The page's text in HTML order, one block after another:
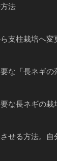
法
支柱栽培へ変
な「長ネギ
な長ネギの栽
せる方法。